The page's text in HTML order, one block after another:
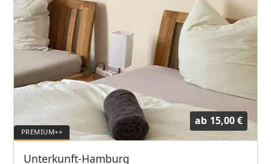
ab 15,00 €
Unterkunft-Hamburg